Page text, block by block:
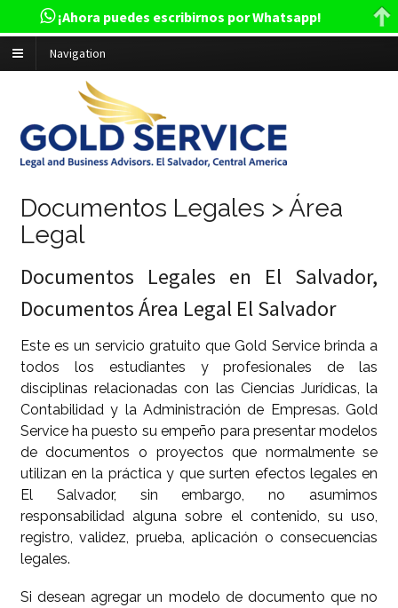
Navigation
Documentos Legales > Área
Legal
Documentos Legales en El Salvador,
Documentos Área Legal El Salvador
Este es un servicio gratuito que Gold Service brinda a
todos los estudiantes y profesionales de las
disciplinas relacionadas con las Ciencias Jurídicas, la
Contabilidad y la Administración de Empresas. Gold
Service ha puesto su empeño para presentar modelos
de documentos o proyectos que normalmente se
utilizan en la práctica y que surten efectos legales en
El Salvador, sin embargo, no asumimos
responsabilidad alguna sobre el contenido, su uso,
registro, validez, prueba, aplicación o consecuencias
legales.
Si desean agregar un modelo de documento que no
¡Ahora puedes escribirnos por Whatsapp!